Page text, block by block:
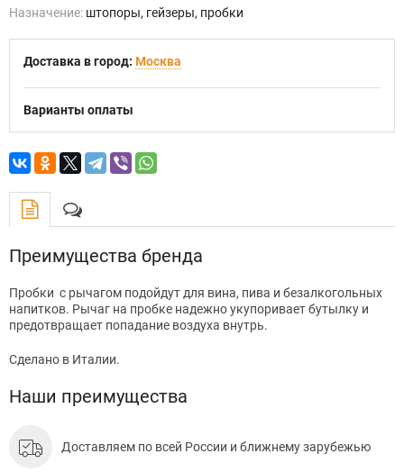
Назначение: штопоры, гейзеры, пробки
Доставка в город: Москва
Варианты оплаты
Преимущества бренда
Пробки с рычагом подойдут для вина, пива и безалкогольных
напитков. Рычаг на пробке надежно укупоривает бутылку и
предотвращает попадание воздуха внутрь.
Сделано в Италии.
Наши преимущества
Доставляем по всей России и ближнему зарубежью